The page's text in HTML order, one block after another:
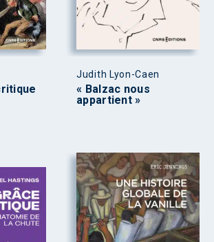
Judith Lyon-Caen
« Balzac nous
appartient »